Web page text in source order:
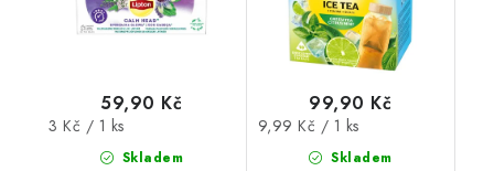
Skladem
59,90 Kč
Měrná
3 Kč / 1 ks
Skladem
99,90 Kč
Měrná
9,99 Kč / 1 ks